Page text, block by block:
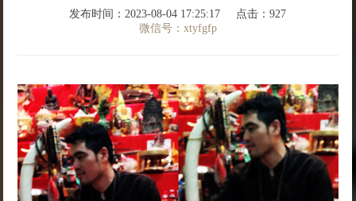
发布时间：2023-08-04 17:25:17
点击：927
微信号：xtyfgfp